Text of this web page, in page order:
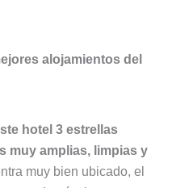
alojamientos del
hotel 3 estrellas
muy amplias, limpias y
muy bien ubicado, el